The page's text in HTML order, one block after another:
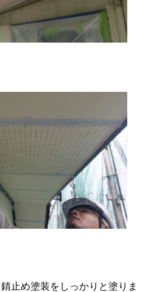
止め塗装をしっかりと塗りま